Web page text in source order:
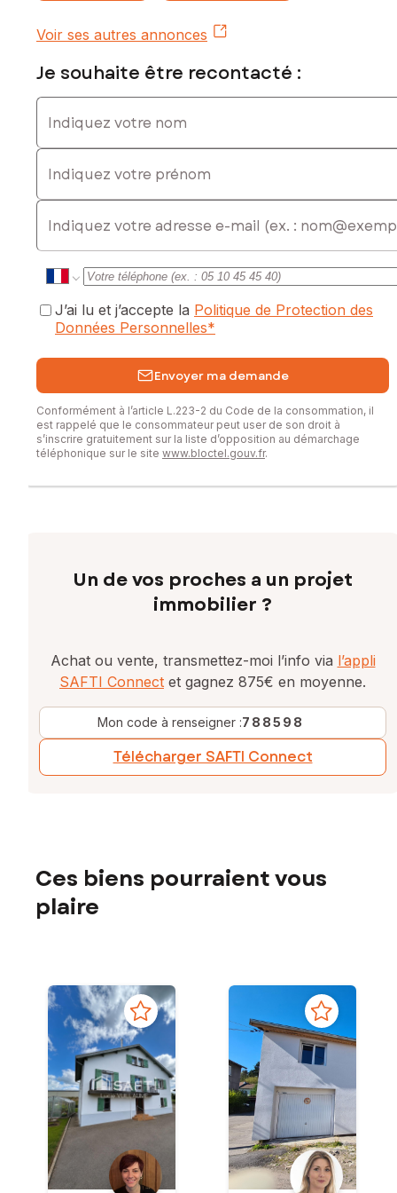
Voir ses autres annonces
Je souhaite être recontacté :
Indiquez votre nom
Indiquez votre prénom
E-mail
J’ai lu et j’accepte la Politique de Protection des
Données Personnelles*
Envoyer ma demande
Conformément à l’article L.223-2 du Code de la consommation, il
est rappelé que le consommateur peut user de son droit à
s’inscrire gratuitement sur la liste d’opposition au démarchage
téléphonique sur le site www.bloctel.gouv.fr.
Un de vos proches a un projet
immobilier ?
Achat ou vente, transmettez-moi l’info via l’appli
SAFTI Connect et gagnez 875€ en moyenne.
Mon code à renseigner :788598
Télécharger SAFTI Connect
Ces biens pourraient vous
plaire